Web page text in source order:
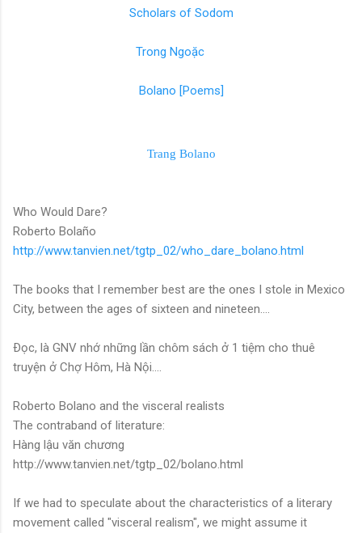
Scholars of Sodom
Trong Ngoặc
Bolano [Poems]
Trang Bolano
Who Would Dare?
Roberto Bolaño
http://www.tanvien.net/tgtp_02/who_dare_bolano.html
The books that I remember best are the ones I stole in Mexico
City, between the ages of sixteen and nineteen....
Ðọc, là GNV nhớ những lần chôm sách ở 1 tiệm cho thuê
truyện ở Chợ Hôm, Hà Nội....
Roberto Bolano and the visceral realists
The contraband of literature:
Hàng lậu văn chương
http://www.tanvien.net/tgtp_02/bolano.html
If we had to speculate about the characteristics of a literary
movement called "visceral realism", we might assume it